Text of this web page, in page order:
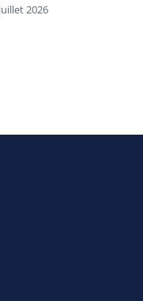
2026